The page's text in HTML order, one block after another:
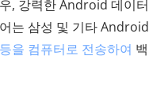
, 강력한 Android 데이
는 삼성 및 기타
을 컴퓨터로 전송하여